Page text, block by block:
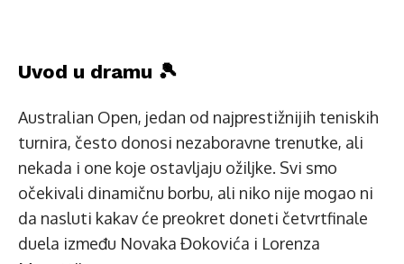
Uvod u dramu 🎾
Australian Open, jedan od najprestižnijih teniskih
turnira, često donosi nezaboravne trenutke, ali
nekada i one koje ostavljaju ožiljke. Svi smo
očekivali dinamičnu borbu, ali niko nije mogao ni
da nasluti kakav će preokret doneti četvrtfinale
duela između Novaka Đokovića i Lorenza